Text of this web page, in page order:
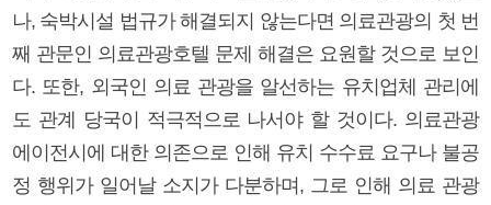
나, 숙박시설 법규가 해결되지 않는다면 의료관광의 첫 번
째 관문인 의료관광호텔 문제 해결은 요원할 것으로 보인
다. 또한, 외국인 의료 관광을 알선하는 유치업체 관리에
도 관계 당국이 적극적으로 나서야 할 것이다. 의료관광
에이전시에 대한 의존으로 인해 유치 수수료 요구나 불공
정 행위가 일어날 소지가 다분하며, 그로 인해 의료 관광